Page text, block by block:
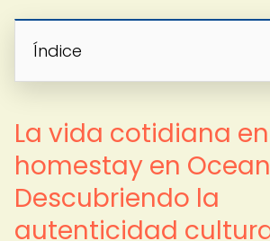
Índice
La vida cotidiana
homestay en
Descubriendo la
autenticidad